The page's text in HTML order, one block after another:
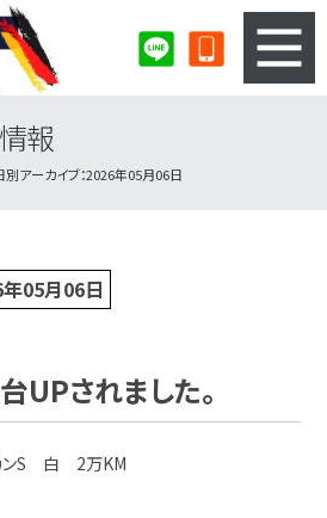
会社概要・店舗紹介・MAP
報
別アーカイブ：2026年05月06日
年05月06日
UPされました。
ンS 白 2万KM